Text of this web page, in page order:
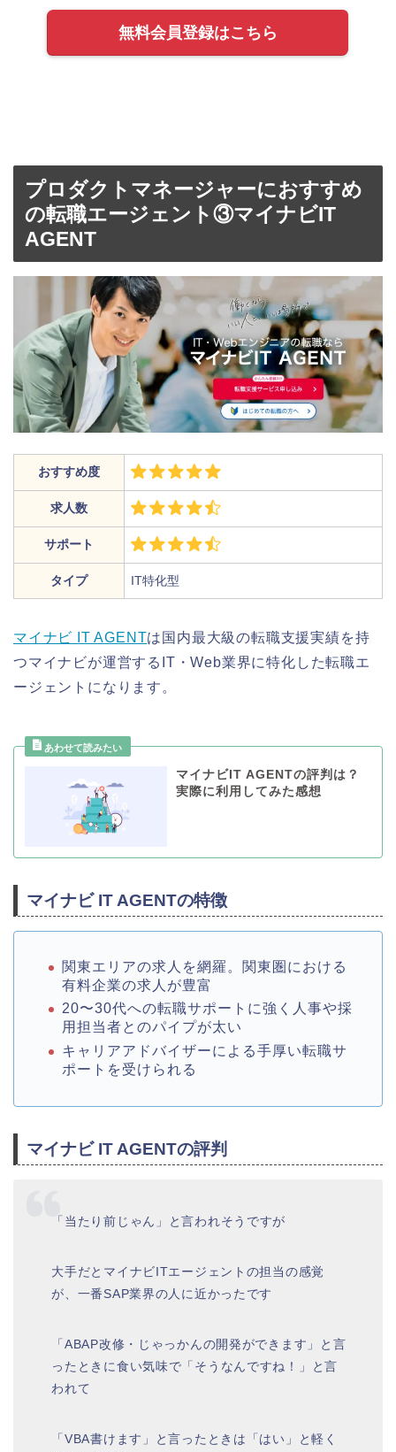
無料会員登録はこちら
プロダクトマネージャーにおすすめ
の転職エージェント③マイナビIT
AGENT
おすすめ度
求人数
サポート
タイプ IT特化型
マイナビ IT AGENTは国内最大級の転職支援実績を持
つマイナビが運営するIT・Web業界に特化した転職エ
ージェントになります。
マイナビIT AGENTの評判は？
実際に利用してみた感想
マイナビ IT AGENTの特徴
関東エリアの求人を網羅。関東圏における
有料企業の求人が豊富
20〜30代への転職サポートに強く人事や採
用担当者とのパイプが太い
キャリアアドバイザーによる手厚い転職サ
ポートを受けられる
マイナビ IT AGENTの評判
「当たり前じゃん」と言われそうですが
大手だとマイナビITエージェントの担当の感覚
が、一番SAP業界の人に近かったです
「ABAP改修・じゃっかんの開発ができます」と言
ったときに食い気味で「そうなんですね！」と言
われて
「VBA書けます」と言ったときは「はい」と軽く